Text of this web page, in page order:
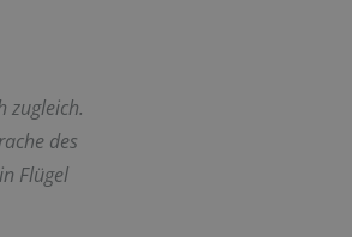
zugleich.
des
Flügel